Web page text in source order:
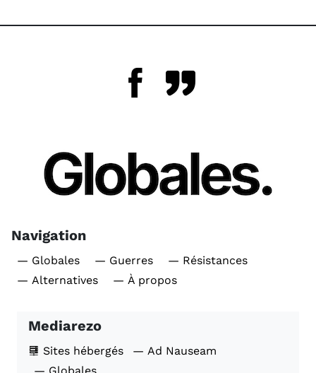
Navigation
— Globales — Guerres
— Résistances
— Alternatives
— À propos
Mediarezo
Sites hébergés
— Ad Nauseam